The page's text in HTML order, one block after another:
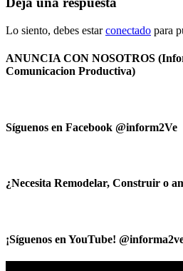
Lo siento, debes estarconectado para
ANUNCIA CON NOSOTROS
Comunicacion Productiva)
Síguenos en Facebook @inform2Ve
¿Necesita Remodelar, Construir o
¡Síguenos en YouTube!